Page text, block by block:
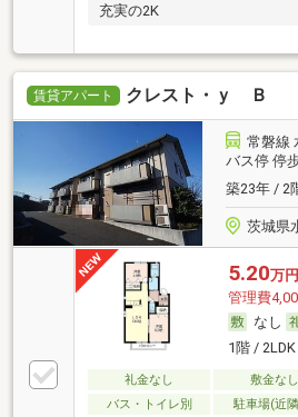
充実の2K
賃貸アパート クレスト・ｙ Ｂ
常磐線
バス停 停
築23年 / 2
茨城県
5.20万円
管理費
なし
1階 /
礼金なし 敷金なし
バス・トイレ別
駐車場(近